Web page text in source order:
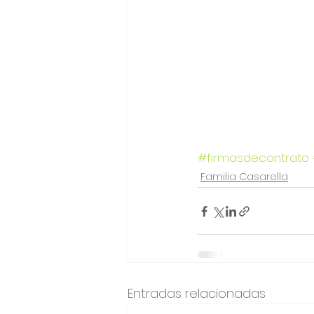
#firmasdecontrato
Familia Casarella
Entradas relacionadas